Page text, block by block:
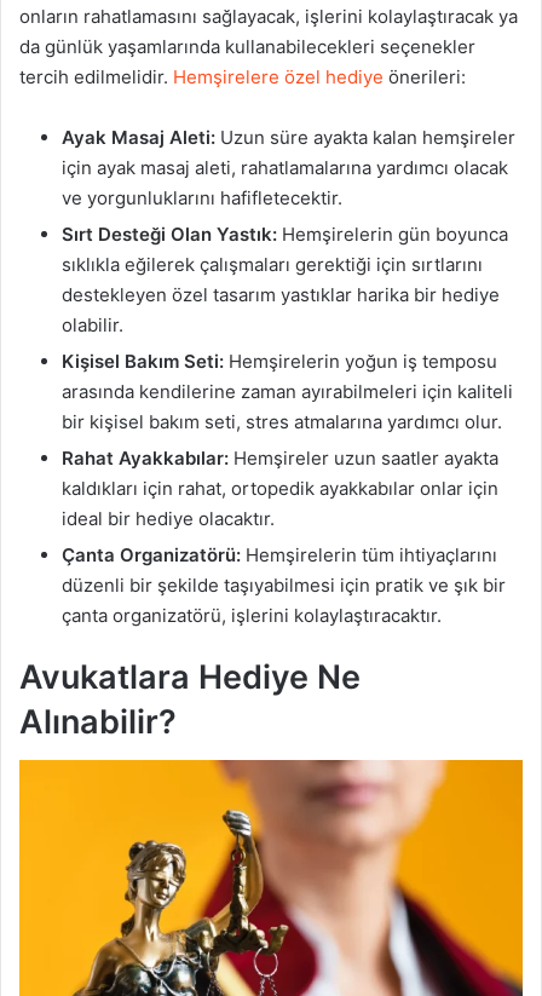
onların rahatlamasını sağlayacak, işlerini kolaylaştıracak ya
da günlük yaşamlarında kullanabilecekleri seçenekler
tercih edilmelidir. Hemşirelere özel hediye önerileri:
Ayak Masaj Aleti: Uzun süre ayakta kalan hemşireler
için ayak masaj aleti, rahatlamalarına yardımcı olacak
ve yorgunluklarını hafifletecektir.
Sırt Desteği Olan Yastık: Hemşirelerin gün boyunca
sıklıkla eğilerek çalışmaları gerektiği için sırtlarını
destekleyen özel tasarım yastıklar harika bir hediye
olabilir.
Kişisel Bakım Seti: Hemşirelerin yoğun iş temposu
arasında kendilerine zaman ayırabilmeleri için kaliteli
bir kişisel bakım seti, stres atmalarına yardımcı olur.
Rahat Ayakkabılar: Hemşireler uzun saatler ayakta
kaldıkları için rahat, ortopedik ayakkabılar onlar için
ideal bir hediye olacaktır.
Çanta Organizatörü: Hemşirelerin tüm ihtiyaçlarını
düzenli bir şekilde taşıyabilmesi için pratik ve şık bir
çanta organizatörü, işlerini kolaylaştıracaktır.
Avukatlara Hediye Ne
Alınabilir?